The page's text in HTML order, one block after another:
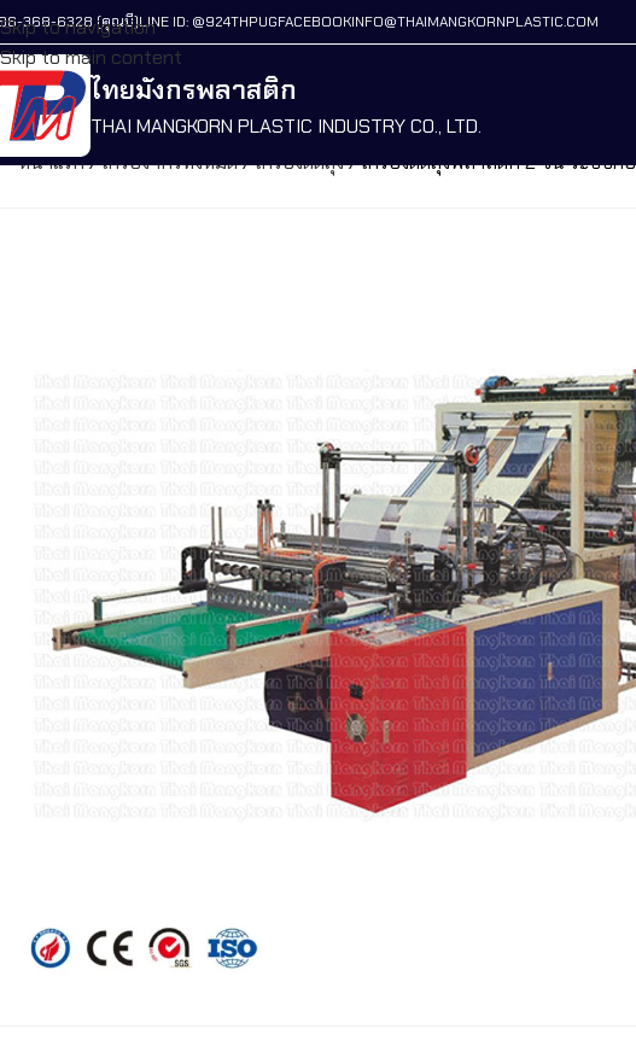
Skip to navigation
Skip to main content
368-6328 (คุณบี)LINE ID: @924THPUGFACEBOOKINFO@THAIMANGKORNPLASTIC.COM
ไทยมังกรพลาสติก
THAI MANGKORN PLASTIC INDUSTRY CO., LTD.
หน้าแรก/เครื่องจักรทั้งหมด/เครื่องตัดถุง/เครื่องตัดถุงพลาสติก 2 ชั้น ระบบค